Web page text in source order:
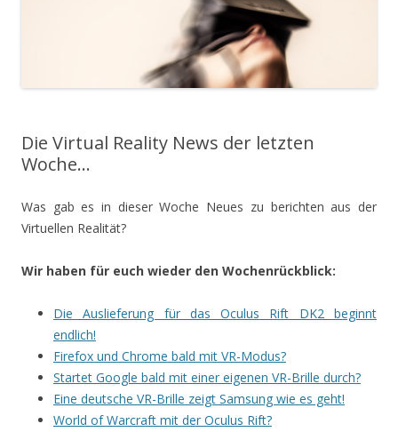
Die Virtual Reality News der letzten
Woche…
Was gab es in dieser Woche Neues zu berichten aus der
Virtuellen Realität?
Wir haben für euch wieder den Wochenrückblick:
Die Auslieferung für das Oculus Rift DK2 beginnt
endlich!
Firefox und Chrome bald mit VR-Modus?
Startet Google bald mit einer eigenen VR-Brille durch?
Eine deutsche VR-Brille zeigt Samsung wie es geht!
World of Warcraft mit der Oculus Rift?